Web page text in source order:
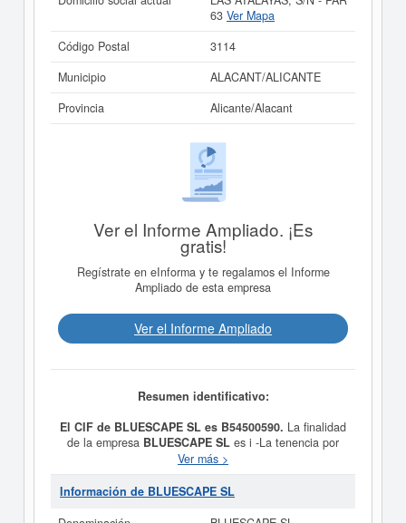
63 Ver Mapa
Código Postal
3114
Municipio
ALACANT/ALICANTE
Provincia
Alicante/Alacant
Ver el Informe Ampliado. ¡Es
gratis!
Regístrate en eInforma y te regalamos el Informe
Ampliado de esta empresa
Ver el Informe Ampliado
Resumen identificativo:
El CIF de BLUESCAPE SL es B54500590. La finalidad
de la empresa BLUESCAPE SL es i -La tenencia por
cuenta propia de acciones o participaciones en
Entidades de todo tipo, tengan o no personalidad
juridica y la direccion y gestion, por cuenta propia, de
correspondiente organizacion de medios materiales y
Ver más >
Información de BLUESCAPE SL